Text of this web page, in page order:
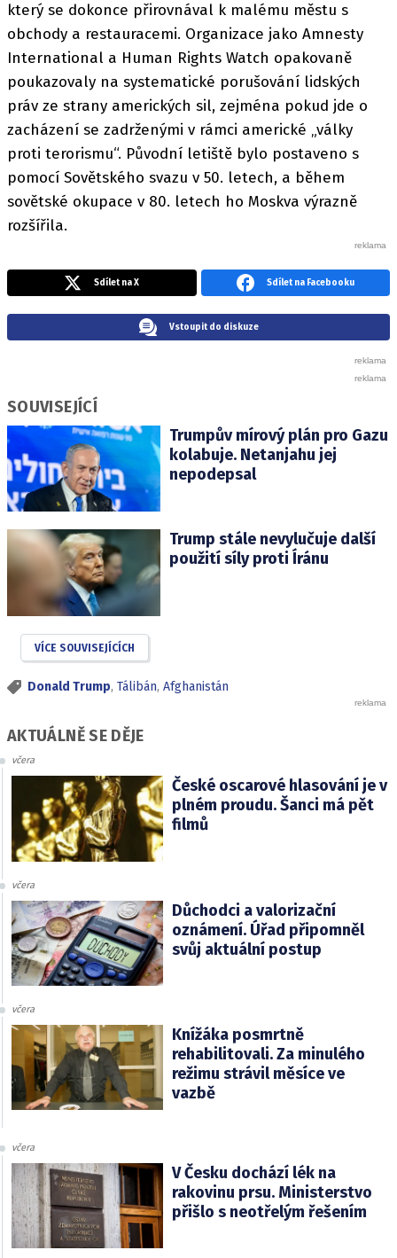
který se dokonce přirovnával k malému městu s
obchody a restauracemi. Organizace jako Amnesty
International a Human Rights Watch opakovaně
poukazovaly na systematické porušování lidských
práv ze strany amerických sil, zejména pokud jde o
zacházení se zadrženými v rámci americké „války
proti terorismu“. Původní letiště bylo postaveno s
pomocí Sovětského svazu v 50. letech, a během
sovětské okupace v 80. letech ho Moskva výrazně
rozšířila.
Sdílet na X Sdílet na Facebooku
Vstoupit do diskuze
SOUVISEJÍCÍ
Trumpův mírový plán pro Gazu
kolabuje. Netanjahu jej
nepodepsal
Trump stále nevylučuje další
použití síly proti Íránu
VÍCE SOUVISEJÍCÍCH
Donald Trump, Tálibán, Afghanistán
AKTUÁLNĚ SE DĚJE
včera
České oscarové hlasování je v
plném proudu. Šanci má pět
filmů
včera
Důchodci a valorizační
oznámení. Úřad připomněl
svůj aktuální postup
včera
Knížáka posmrtně
rehabilitovali. Za minulého
režimu strávil měsíce ve
vazbě
včera
V Česku dochází lék na
rakovinu prsu. Ministerstvo
přišlo s neotřelým řešením